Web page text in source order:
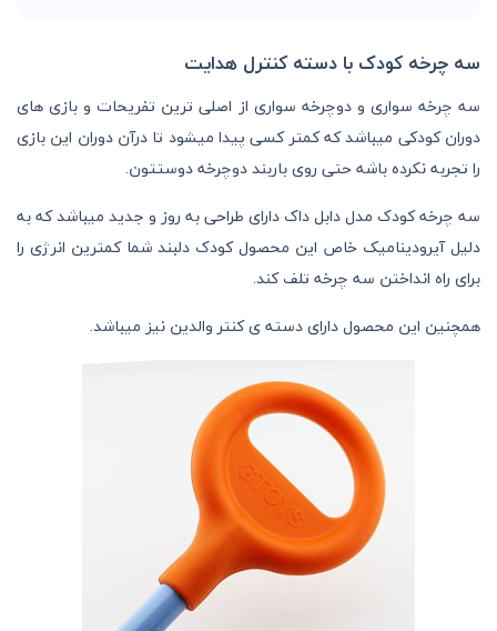
سه چرخه کودک با دسته کنترل هدایت
سه چرخه سواری و دوچرخه سواری از اصلی ترین تفریحات و بازی های
دوران کودکی میباشد که کمتر کسی پیدا میشود تا درآن دوران این بازی
را تجربه نکرده باشه حتی روی باربند دوچرخه دوستتون.
سه چرخه کودک مدل دابل داک دارای طراحی به روز و جدید میباشد که به
دلیل آیرودینامیک خاص این محصول کودک دلبند شما کمترین انرژی را
برای راه انداختن سه چرخه تلف کند.
همچنین این محصول دارای دسته ی کنتر والدین نیز میباشد.